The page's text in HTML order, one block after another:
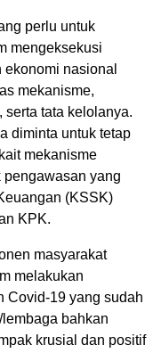
perlu untuk
mengeksekusi
nasional
mekanisme,
serta tata kelolanya.
diminta untuk tetap
mekanisme
pengawasan yang
(KSSK)
KPK.
masyarakat
melakukan
Covid-19 yang sudah
bahkan
krusial dan positif